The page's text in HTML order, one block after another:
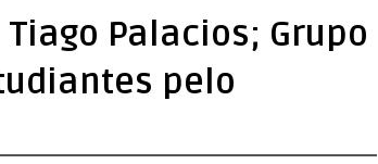
Palacios; Grupo
pelo